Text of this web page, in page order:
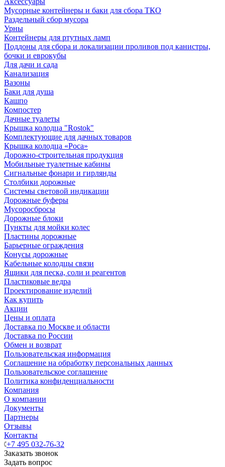
Мусорные контейнеры и баки для сбора ТКО
Раздельный сбор мусора
Урны
Контейнеры для ртутных ламп
Поддоны для сбора и локализации проливов под канистры,
бочки и еврокубы
Для дачи и сада
Канализация
Вазоны
Баки для душа
Кашпо
Компостер
Дачные туалеты
Крышка колодца "Rostok"
Комплектующие для дачных товаров
Крышка колодца «Роса»
Дорожно-строительная продукция
Мобильные туалетные кабины
Сигнальные фонари и гирлянды
Столбики дорожные
Системы световой индикации
Дорожные буферы
Мусоросбросы
Дорожные блоки
Пункты для мойки колес
Пластины дорожные
Барьерные ограждения
Конусы дорожные
Кабельные колодцы связи
Ящики для песка, соли и реагентов
Пластиковые ведра
Проектирование изделий
Как купить
Акции
Цены и оплата
Доставка по Москве и области
Доставка по России
Обмен и возврат
Пользовательская информация
Соглашение на обработку персональных данных
Пользовательское соглашение
Политика конфиденциальности
Компания
О компании
Документы
Партнеры
Отзывы
Контакты
+7 495 032-76-32
Заказать звонок
Задать вопрос